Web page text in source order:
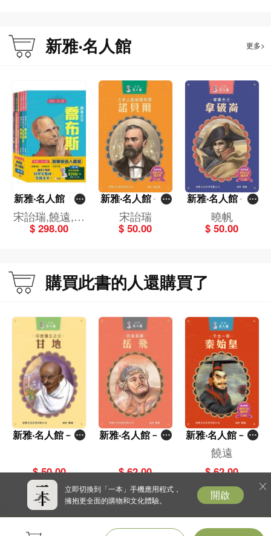
新雅‧名人館 更多>
新雅‧名人館：科
學家名人套裝
（一套6冊）
宋詒瑞,饒遠,馬
翠蘿
$ 298.00
新雅‧名人館－力
求上進的發明
家・諾貝爾
宋詒瑞
$ 50.00
新雅‧名人館－軍
事天才・拿破崙
曉帆
$ 50.00
購買此書的人還購買了
新雅‧名人館－印
$ 50.00
新雅‧名人館－抗
$ 62.00
新雅‧名人館－千
古一帝・秦始皇
饒遠
$ 62.00
立即切換到「一本」手機應用程式，
擁抱更全面的購物和文化體驗。
開啟